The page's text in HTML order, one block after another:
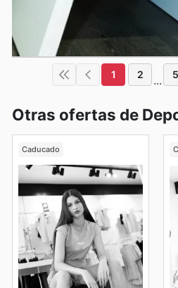
1 2 ... 5
Otras ofertas de
Caducado